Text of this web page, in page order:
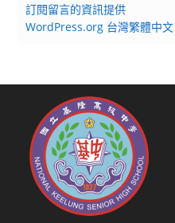
訂閱留言的資訊提供
WordPress.org 台灣繁體中文